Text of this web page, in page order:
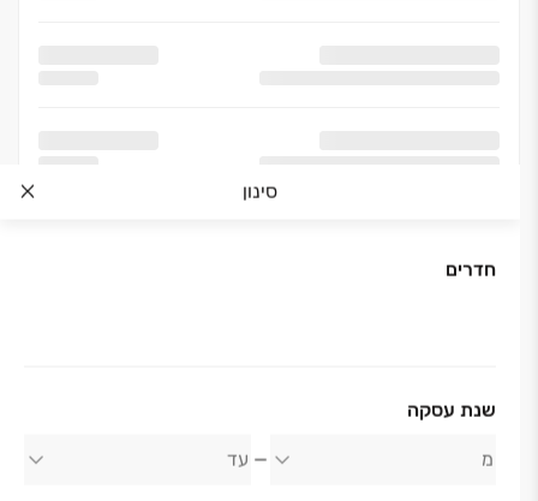
סינון
חדרים
שנת עסקה